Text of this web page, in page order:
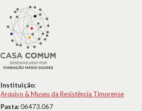
Instituição:
Arquivo & Museu da Resistência Timorense
Pasta:06473.067